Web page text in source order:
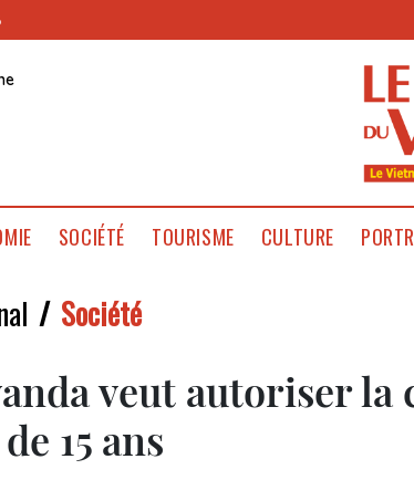
SOCIÉTÉ TOURISME CULTURE
Société
veut autoriser
15 ans